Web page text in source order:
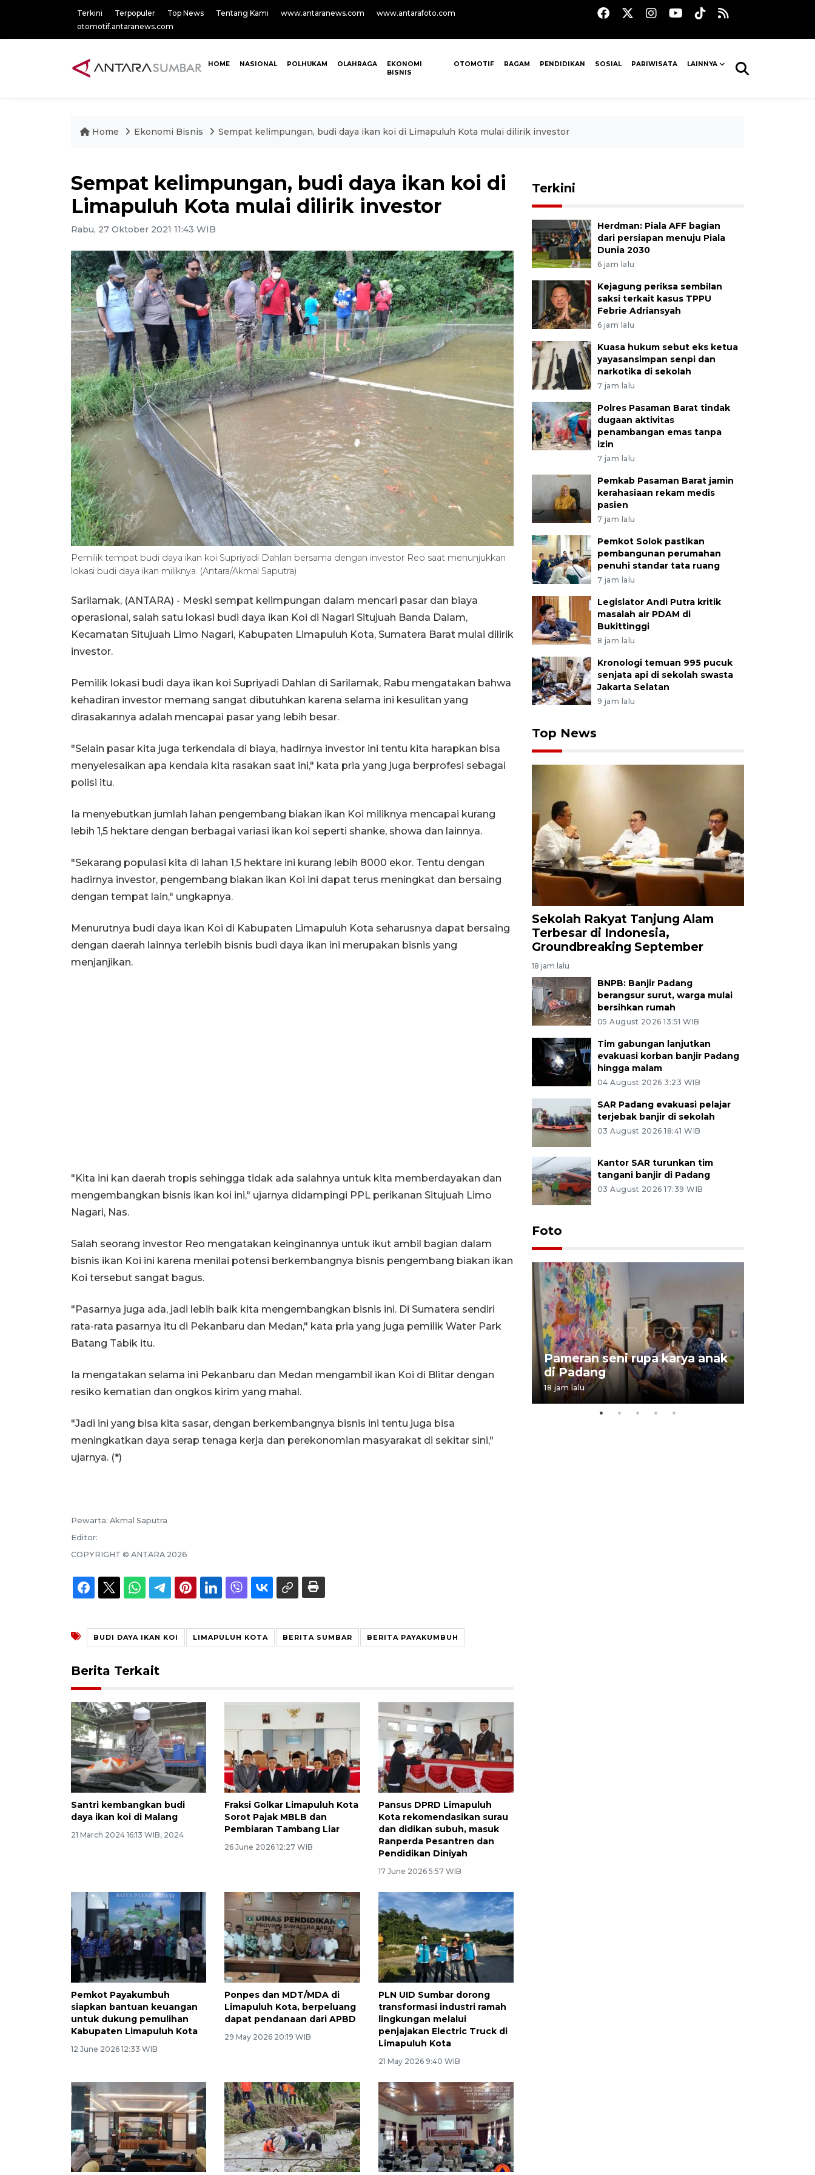
Terkini Terpopuler Top News Tentang Kami www.antaranews.com
www.antarafoto.com
otomotif.antaranews.com
HOME NASIONAL POLHUKAM OLAHRAGA
EKONOMI
BISNIS
OTOMOTIF RAGAM PENDIDIKAN SOSIAL PARIWISATA LAINNYA
Home Ekonomi Bisnis Sempat kelimpungan, budi daya ikan koi di Limapuluh Kota mulai dilirik investor
Sempat kelimpungan, budi daya ikan koi di
Limapuluh Kota mulai dilirik investor
Rabu, 27 Oktober 2021 11:43 WIB
Pemilik tempat budi daya ikan koi Supriyadi Dahlan bersama dengan investor Reo saat menunjukkan
lokasi budi daya ikan miliknya. (Antara/Akmal Saputra)
Sarilamak, (ANTARA) - Meski sempat kelimpungan dalam mencari pasar dan biaya
operasional, salah satu lokasi budi daya ikan Koi di Nagari Situjuah Banda Dalam,
Kecamatan Situjuah Limo Nagari, Kabupaten Limapuluh Kota, Sumatera Barat mulai dilirik
investor.
Pemilik lokasi budi daya ikan koi Supriyadi Dahlan di Sarilamak, Rabu mengatakan bahwa
kehadiran investor memang sangat dibutuhkan karena selama ini kesulitan yang
dirasakannya adalah mencapai pasar yang lebih besar.
"Selain pasar kita juga terkendala di biaya, hadirnya investor ini tentu kita harapkan bisa
menyelesaikan apa kendala kita rasakan saat ini," kata pria yang juga berprofesi sebagai
polisi itu.
Ia menyebutkan jumlah lahan pengembang biakan ikan Koi miliknya mencapai kurang
lebih 1,5 hektare dengan berbagai variasi ikan koi seperti shanke, showa dan lainnya.
"Sekarang populasi kita di lahan 1,5 hektare ini kurang lebih 8000 ekor. Tentu dengan
hadirnya investor, pengembang biakan ikan Koi ini dapat terus meningkat dan bersaing
dengan tempat lain," ungkapnya.
Menurutnya budi daya ikan Koi di Kabupaten Limapuluh Kota seharusnya dapat bersaing
dengan daerah lainnya terlebih bisnis budi daya ikan ini merupakan bisnis yang
menjanjikan.
"Kita ini kan daerah tropis sehingga tidak ada salahnya untuk kita memberdayakan dan
mengembangkan bisnis ikan koi ini," ujarnya didampingi PPL perikanan Situjuah Limo
Nagari, Nas.
Salah seorang investor Reo mengatakan keinginannya untuk ikut ambil bagian dalam
bisnis ikan Koi ini karena menilai potensi berkembangnya bisnis pengembang biakan ikan
Koi tersebut sangat bagus.
"Pasarnya juga ada, jadi lebih baik kita mengembangkan bisnis ini. Di Sumatera sendiri
rata-rata pasarnya itu di Pekanbaru dan Medan," kata pria yang juga pemilik Water Park
Batang Tabik itu.
Ia mengatakan selama ini Pekanbaru dan Medan mengambil ikan Koi di Blitar dengan
resiko kematian dan ongkos kirim yang mahal.
"Jadi ini yang bisa kita sasar, dengan berkembangnya bisnis ini tentu juga bisa
meningkatkan daya serap tenaga kerja dan perekonomian masyarakat di sekitar sini,"
ujarnya. (*)
Pewarta: Akmal Saputra
Editor:
COPYRIGHT © ANTARA 2026
BUDI DAYA IKAN KOI LIMAPULUH KOTA BERITA SUMBAR BERITA PAYAKUMBUH
Berita Terkait
Santri kembangkan budi
daya ikan koi di Malang
21 March 2024 16:13 WIB, 2024
Fraksi Golkar Limapuluh Kota
Sorot Pajak MBLB dan
Pembiaran Tambang Liar
26 June 2026 12:27 WIB
Pansus DPRD Limapuluh
Kota rekomendasikan surau
dan didikan subuh, masuk
Ranperda Pesantren dan
Pendidikan Diniyah
17 June 2026 5:57 WIB
Pemkot Payakumbuh
siapkan bantuan keuangan
untuk dukung pemulihan
Kabupaten Limapuluh Kota
12 June 2026 12:33 WIB
Ponpes dan MDT/MDA di
Limapuluh Kota, berpeluang
dapat pendanaan dari APBD
29 May 2026 20:19 WIB
PLN UID Sumbar dorong
transformasi industri ramah
lingkungan melalui
penjajakan Electric Truck di
Limapuluh Kota
21 May 2026 9:40 WIB
Terkini
Herdman: Piala AFF bagian
dari persiapan menuju Piala
Dunia 2030
6 jam lalu
Kejagung periksa sembilan
saksi terkait kasus TPPU
Febrie Adriansyah
6 jam lalu
Kuasa hukum sebut eks ketua
yayasansimpan senpi dan
narkotika di sekolah
7 jam lalu
Polres Pasaman Barat tindak
dugaan aktivitas
penambangan emas tanpa
izin
7 jam lalu
Pemkab Pasaman Barat jamin
kerahasiaan rekam medis
pasien
7 jam lalu
Pemkot Solok pastikan
pembangunan perumahan
penuhi standar tata ruang
7 jam lalu
Legislator Andi Putra kritik
masalah air PDAM di
Bukittinggi
8 jam lalu
Kronologi temuan 995 pucuk
senjata api di sekolah swasta
Jakarta Selatan
9 jam lalu
Top News
Sekolah Rakyat Tanjung Alam
Terbesar di Indonesia,
Groundbreaking September
18 jam lalu
BNPB: Banjir Padang
berangsur surut, warga mulai
bersihkan rumah
05 August 2026 13:51 WIB
Tim gabungan lanjutkan
evakuasi korban banjir Padang
hingga malam
04 August 2026 3:23 WIB
SAR Padang evakuasi pelajar
terjebak banjir di sekolah
03 August 2026 18:41 WIB
Kantor SAR turunkan tim
tangani banjir di Padang
03 August 2026 17:39 WIB
Foto
Sumbar
Pameran seni rupa karya anak
di Padang
18 jam lalu